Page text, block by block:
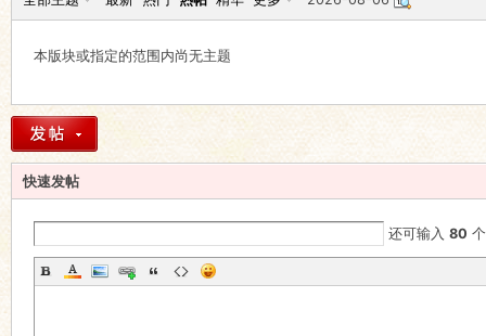
本版块或指定的范围内尚无主题
快速发帖
还可输入 80